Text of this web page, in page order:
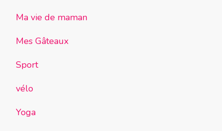
Ma vie de maman
Mes Gâteaux
Sport
vélo
Yoga